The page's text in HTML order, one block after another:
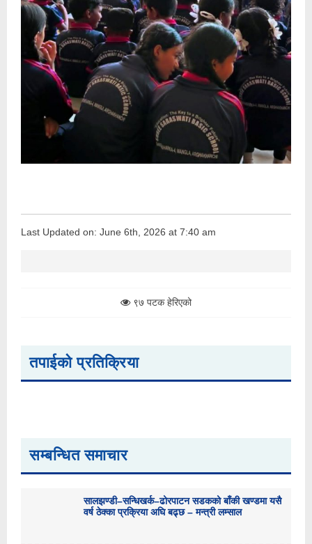
Last Updated on: June 6th, 2026 at 7:40 am
९७ पटक हेरिएको
तपाईको प्रतिक्रिया
सम्बन्धित समाचार
सालझण्डी–सन्धिखर्क–ढोरपाटन सडकको बाँकी खण्डमा यसै
वर्ष ठेक्का प्रक्रिया अघि बढ्छ – मन्त्री लम्साल